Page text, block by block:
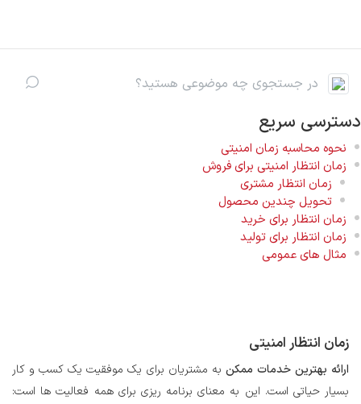
دسترسی سریع
نحوه محاسبه زمان امنیتی
زمان انتظار امنیتی برای فروش
زمان انتظار مشتری
تحویل چندین محصول
زمان انتظار برای خرید
زمان انتظار برای تولید
مثال های عمومی
زمان انتظار امنیتی
ارائه بهترین خدمات ممکن به مشتریان برای یک موفقیت یک کسب و کار
بسیار حیاتی است. این به معنای برنامه ریزی برای همه فعالیت ها است: